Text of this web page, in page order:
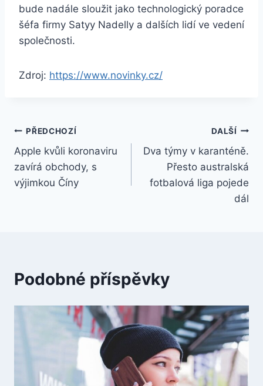
bude nadále sloužit jako technologický poradce
šéfa firmy Satyy Nadelly a dalších lidí ve vedení
společnosti.
Zdroj: https://www.novinky.cz/
Navigace
pro
příspěvek
PŘEDCHOZÍ
Apple kvůli koronaviru
zavírá obchody, s
výjimkou Číny
DALŠÍ
Dva týmy v karanténě.
Přesto australská
fotbalová liga pojede
dál
Podobné příspěvky